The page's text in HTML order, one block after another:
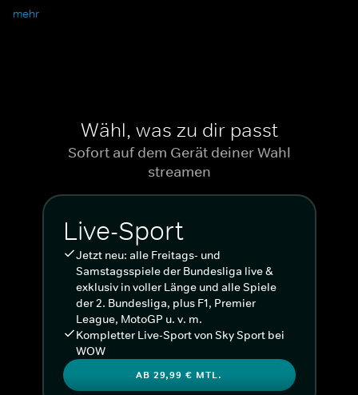
mehr
Wähl, was zu dir passt
Sofort auf dem Gerät deiner Wahl
streamen
Live-Sport
Jetzt neu: alle Freitags- und
Samstagsspiele der Bundesliga live &
exklusiv in voller Länge und alle Spiele
der 2. Bundesliga, plus F1, Premier
League, MotoGP u. v. m.
Kompletter Live-Sport von Sky Sport bei
WOW
AB 29,99 € MTL.